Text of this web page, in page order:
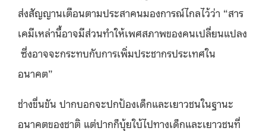
ส่งสัญญานเตือนตามประสาคนมองการณ์ไกลไว้ว่า “สาร
เคมีเหล่านี้อาจมีส่วนทำให้เพศสภาพของคนเปลี่ยนแปลง
ซึ่งอาจจะกระทบกับการเพิ่มประชากรประเทศใน
อนาคต”
ช่างขื่นขัน ปากบอกจะปกป้องเด็กและเยาวชนในฐานะ
อนาคตของชาติ แต่ปากก็บุ้ยใบ้ไปทางเด็กและเยาวชนที่